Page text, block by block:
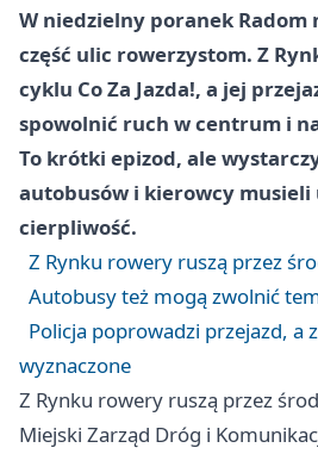
W niedzielny poranek Radom
część ulic rowerzystom. Z
cyklu Co Za Jazda!, a jej
spowolnić ruch w centrum i
To krótki epizod, ale
autobusów i kierowcy musieli
cierpliwość.
Z Rynku rowery ruszą przez
Autobusy też mogą zwolnić
Policja poprowadzi przejazd, a
wyznaczone
Z Rynku rowery ruszą przez
Miejski Zarząd Dróg i